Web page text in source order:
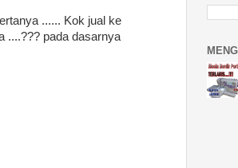
...... Kok jual ke
....??? pada dasarnya